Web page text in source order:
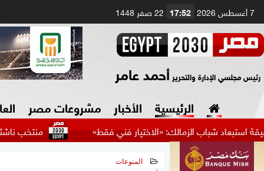
7 أغسطس 2026 17:52 22 صفر 1448
رئيس مجلسي الإدارة والتحرير أحمد عامر
الرئيسية الأخبار مشروعات مصر
منتخب ناشئي السلة الزمالك: «الاختيار فني فقط»
المنوعات